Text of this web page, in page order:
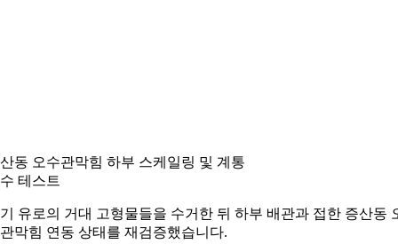
동 오수관막힘 하부 스케일링 및 계통
테스트
유로의 거대 고형물들을 수거한 뒤 하부 배관과 접한 증산동
막힘 연동 상태를 재검증했습니다.